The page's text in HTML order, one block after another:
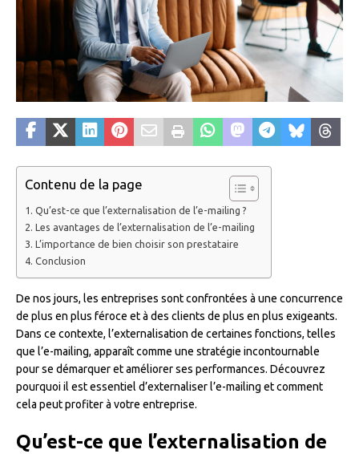
Contenu de la page
Qu’est-ce que l’externalisation de l’e-mailing ?
Les avantages de l’externalisation de l’e-mailing
L’importance de bien choisir son prestataire
Conclusion
De nos jours, les entreprises sont confrontées à une concurrence
de plus en plus féroce et à des clients de plus en plus exigeants.
Dans ce contexte, l’externalisation de certaines fonctions, telles
que l’e-mailing, apparaît comme une stratégie incontournable
pour se démarquer et améliorer ses performances. Découvrez
pourquoi il est essentiel d’externaliser l’e-mailing et comment
cela peut profiter à votre entreprise.
Qu’est-ce que l’externalisation de